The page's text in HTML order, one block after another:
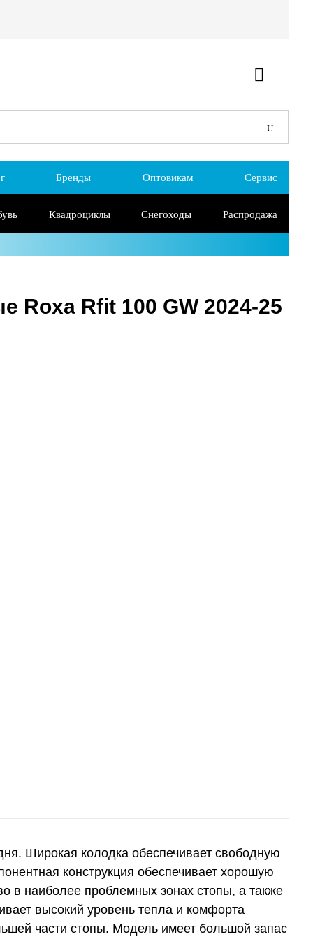
Бренды Оптовикам Сервис
Квадроциклы Снегоходы Распродажа
Roxa Rfit 100 GW 2024-25
Широкая колодка обеспечивает свободную
конструкция обеспечивает хорошую
в наиболее проблемных зонах стопы, а также
высокий уровень тепла и комфорта
части стопы. Модель имеет большой запас